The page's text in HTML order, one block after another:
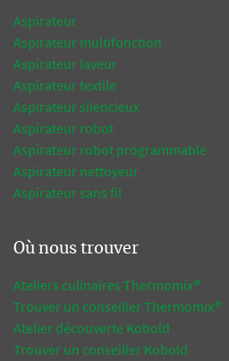
Aspirateur
Aspirateur multifonction
Aspirateur laveur
Aspirateur textile
Aspirateur silencieux
Aspirateur robot
Aspirateur robot programmable
Aspirateur nettoyeur
Aspirateur sans fil
Où nous trouver
Ateliers culinaires Thermomix®
Trouver un conseiller Thermomix®
Atelier découverte Kobold
Trouver un conseiller Kobold